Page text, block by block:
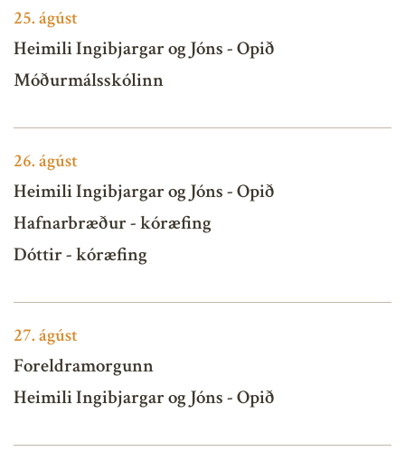
25.ágúst
Heimili Ingibjargar og Jóns - Opið
Móðurmálsskólinn
26.ágúst
Heimili Ingibjargar og Jóns - Opið
Hafnarbræður - kóræfing
Dóttir - kóræfing
27.ágúst
Foreldramorgunn
Heimili Ingibjargar og Jóns - Opið